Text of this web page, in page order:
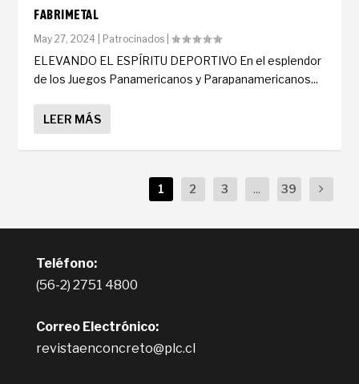
FABRIMETAL
May 27, 2024 Patrocinados |
ELEVANDO EL ESPÍRITU DEPORTIVO En el esplendor
de los Juegos Panamericanos y Parapanamericanos...
LEER MÁS
1 2 3 ... 39
Teléfono:
(56-2) 2751 4800
Correo Electrónico:
revistaenconcreto@plc.cl